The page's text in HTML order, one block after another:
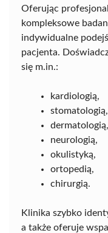
Oferując
kompleksowe
indywidualne
pacjenta.
się m.in.:
kardiologią,
stomatologią,
dermatologią,
neurologią,
okulistyką,
ortopedią,
chirurgią.
Klinika szybko
a także oferuje